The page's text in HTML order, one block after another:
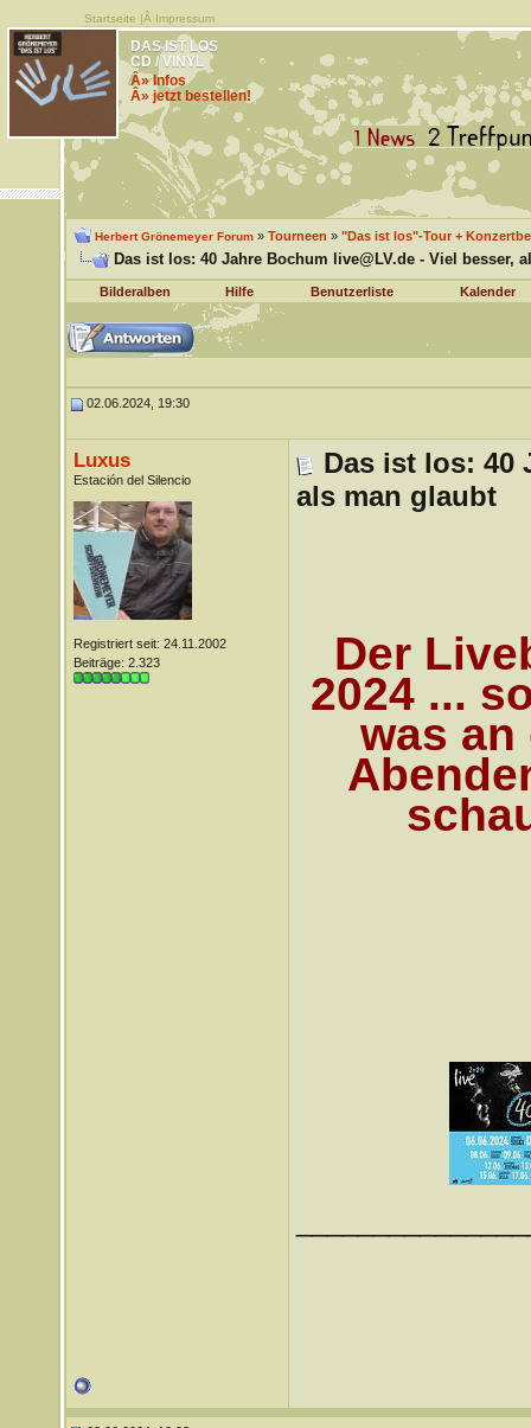
Startseite |Â Impressum
DAS IST LOS
CD / VINYL
Â» Infos
Â» jetzt bestellen!
Herbert Grönemeyer Forum» Tourneen » "Das ist los"-Tour +
Das ist los: 40 Jahre Bochum live@LV.de - Viel besser,
Bilderalben Hilfe Benutzerliste Kalender
02.06.2024, 19:30
Luxus
Estación del Silencio
Registriert seit: 24.11.2002
Beiträge: 2.323
Das ist los: 40
als man glaubt
Der
2024 ...
was